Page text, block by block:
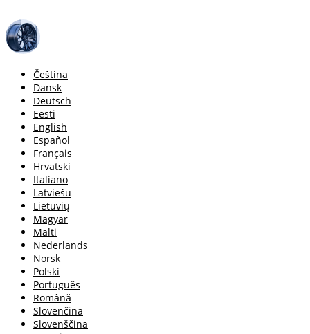
Čeština
Dansk
Deutsch
Eesti
English
Español
Français
Hrvatski
Italiano
Latviešu
Lietuvių
Magyar
Malti
Nederlands
Norsk
Polski
Português
Română
Slovenčina
Slovenščina